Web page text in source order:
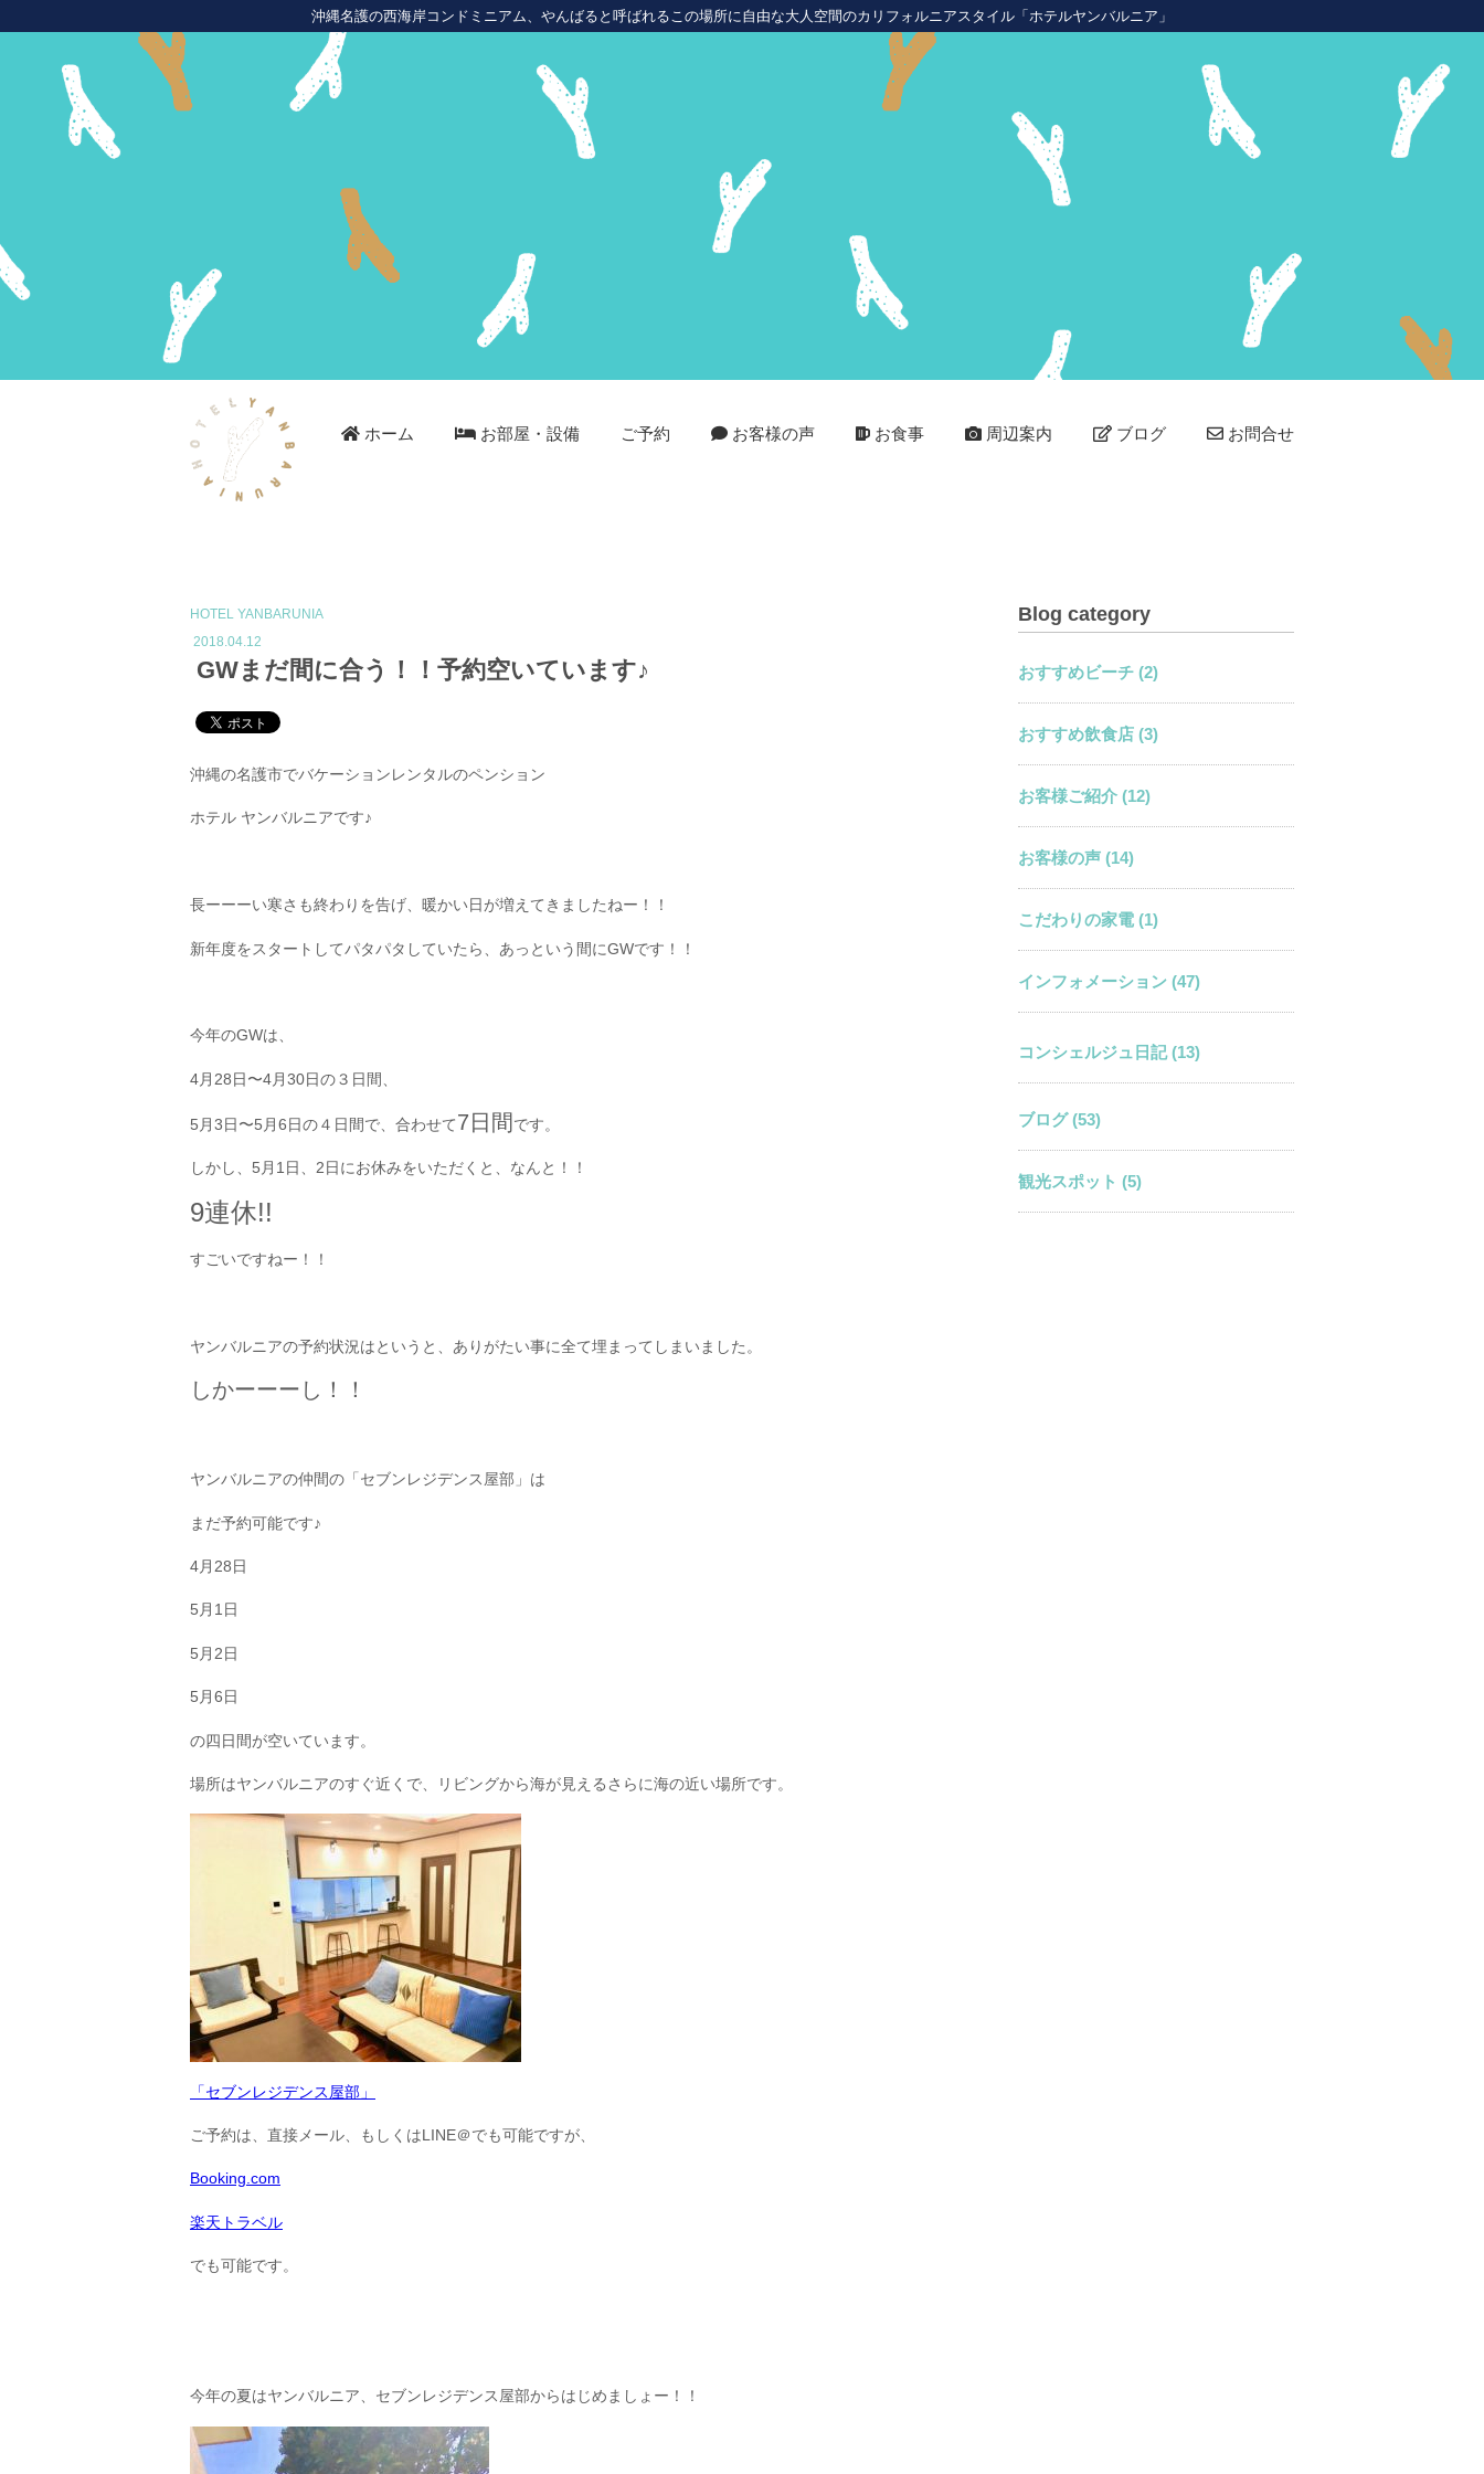
沖縄名護の西海岸コンドミニアム、やんばると呼ばれるこの場所に自由な大人空間のカリフォルニアスタイル「ホテルヤンバルニア」
ホーム お部屋・設備 ご予約 お客様の声 お食事 周辺案内 ブログ お問合せ
HOTEL YANBARUNIA
2018.04.12
GWまだ間に合う！！予約空いています♪
沖縄の名護市でバケーションレンタルのペンション
ホテル ヤンバルニアです♪
長ーーーい寒さも終わりを告げ、暖かい日が増えてきましたねー！！
新年度をスタートしてパタパタしていたら、あっという間にGWです！！
今年のGWは、
4月28日〜4月30日の３日間、
5月3日〜5月6日の４日間で、合わせて7日間 です。
しかし、5月1日、2日にお休みをいただくと、なんと！！
9連休!!
すごいですねー！！
ヤンバルニアの予約状況はというと、ありがたい事に全て埋まってしまいました。
しかーーーし！！
ヤンバルニアの仲間の「セブンレジデンス屋部」は
まだ予約可能です♪
4月28日
5月1日
5月2日
5月6日
の四日間が空いています。
場所はヤンバルニアのすぐ近くで、リビングから海が見えるさらに海の近い場所です。
「セブンレジデンス屋部」
ご予約は、直接メール、もしくはLINE＠でも可能ですが、
Booking.com
楽天トラベル
でも可能です。
今年の夏はヤンバルニア、セブンレジデンス屋部からはじめましょー！！
Blog category
おすすめビーチ (2)
おすすめ飲食店 (3)
お客様ご紹介 (12)
お客様の声 (14)
こだわりの家電 (1)
インフォメーション (47)
コンシェルジュ日記 (13)
ブログ (53)
観光スポット (5)